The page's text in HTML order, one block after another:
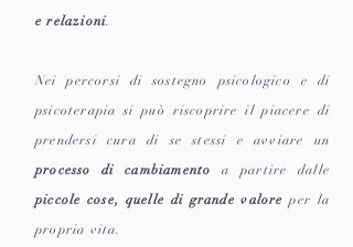
e relazioni.
Nei percorsi di sostegno psicologico e di
psicoterapiasi può riscoprire il piacere di
prendersi cura di se stessi e avviare un
processo di cambiamento
a partire dalle
piccolecose, quelle di grande valore per la
propria vita.